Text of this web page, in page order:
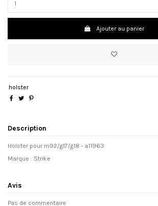
Ajouter au panier
holster
Description
Holster pour m92/g17/g18 - a11963
Marque : Strike
Avis
Pas de commentaire